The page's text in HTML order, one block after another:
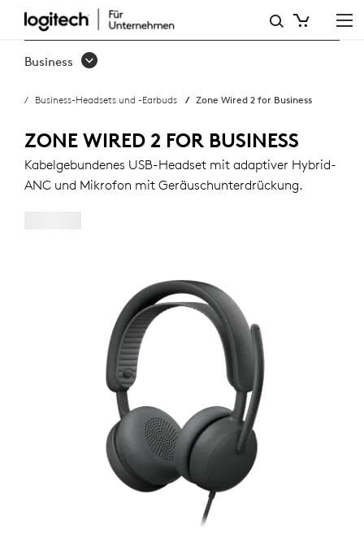
ZONE
WIRED
FOR
BUSINESS
Business
Business-Headsets und -Earbuds Zone Wired 2 for Business
ZONE WIRED 2 FOR BUSINESS
Kabelgebundenes USB-Headset mit adaptiver Hybrid-
ANC und Mikrofon mit Geräuschunterdrückung.